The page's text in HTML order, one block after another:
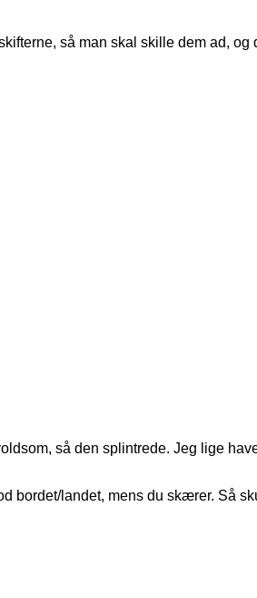
så man skal skille dem ad,
så den splintrede. Jeg lige
bordet/landet, mens du skærer. Så